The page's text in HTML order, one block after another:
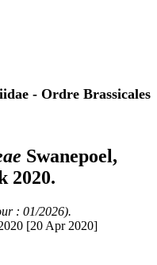
- Ordre Brassicales
Swanepoel,
2020.
: 01/2026).
[20 Apr 2020]